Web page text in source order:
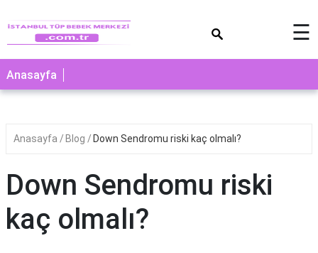
☰
Anasayfa
Anasayfa Blog Down Sendromu riski kaç olmalı?
Down Sendromu riski
kaç olmalı?